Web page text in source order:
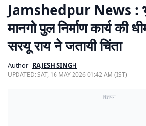
Jamshedpur News :
मानगो पुल निर्माण कार्य की
सरयू राय ने जतायी चिंता
Author RAJESH SINGH
UPDATED:SAT, 16 MAY 2026 01:42 AM (IST)
विज्ञापन